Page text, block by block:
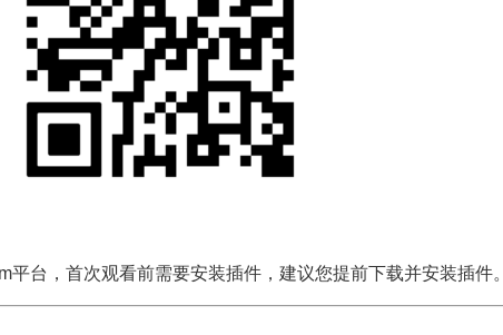
平台，首次观看前需要安装插件，建议您提前下载并安装插件。